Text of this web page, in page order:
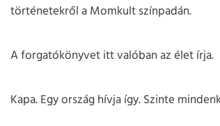
történetekről a Momkult színpadán.
A forgatókönyvet itt valóban az élet írja.
Kapa. Egy ország hívja így. Szinte